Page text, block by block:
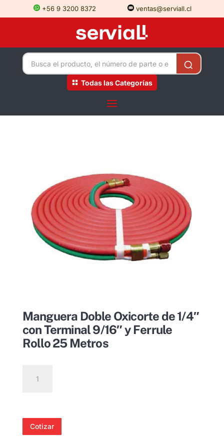
+56 9 3200 8372 ventas@serviall.cl
Todas las Categorías
Manguera Doble Oxicorte de 1/4″
con Terminal 9/16″ y Ferrule
Rollo 25 Metros
Doble
1/4"
con
Cotizar